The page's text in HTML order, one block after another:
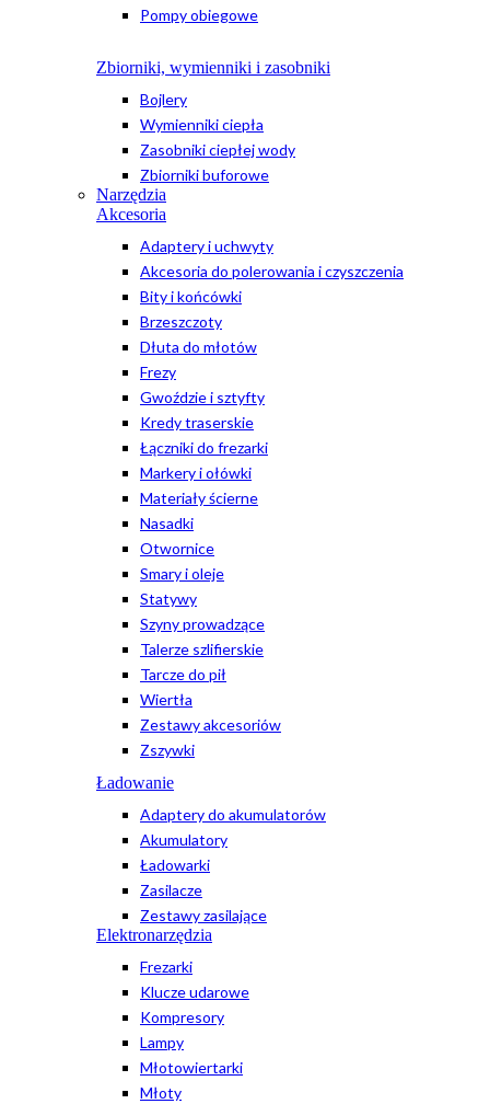
Pompy obiegowe
Zbiorniki, wymienniki i zasobniki
Bojlery
Wymienniki ciepła
Zasobniki ciepłej wody
Zbiorniki buforowe
Narzędzia
Akcesoria
Adaptery i uchwyty
Akcesoria do polerowania i czyszczenia
Bity i końcówki
Brzeszczoty
Dłuta do młotów
Frezy
Gwoździe i sztyfty
Kredy traserskie
Łączniki do frezarki
Markery i ołówki
Materiały ścierne
Nasadki
Otwornice
Smary i oleje
Statywy
Szyny prowadzące
Talerze szlifierskie
Tarcze do pił
Wiertła
Zestawy akcesoriów
Zszywki
Ładowanie
Adaptery do akumulatorów
Akumulatory
Ładowarki
Zasilacze
Zestawy zasilające
Elektronarzędzia
Frezarki
Klucze udarowe
Kompresory
Lampy
Młotowiertarki
Młoty